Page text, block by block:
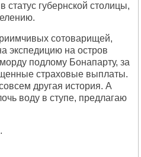
статус губернской столицы,
сотоварищей,
экспедицию на остров
подлому Бонапарту, за
страховые выплаты.
другая история. А
воду в ступе, предлагаю